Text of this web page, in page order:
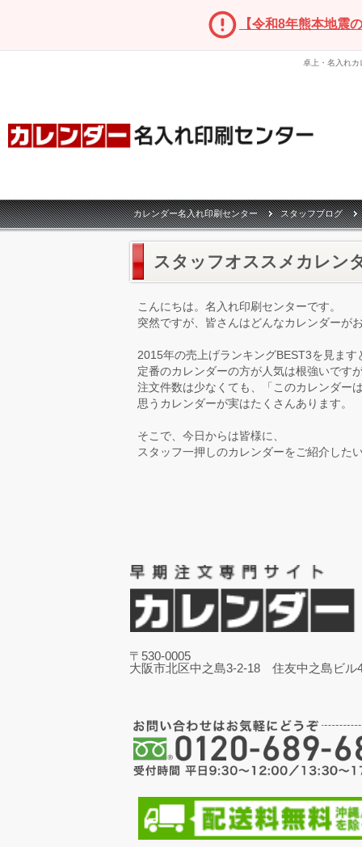
【令和8年熊本地震
卓上・名入れ
カレンダー名入れ印刷センター スタッフブログ
スタッフオススメカレン
こんにちは。名入れ印刷センターです。
突然ですが、皆さんはどんなカレンダーが
2015年の売上げランキングBEST3を見ます
定番のカレンダーの方が人気は根強いです
注文件数は少なくても、「このカレンダー
思うカレンダーが実はたくさんあります。
そこで、今日からは皆様に、
スタッフ一押しのカレンダーをご紹介した
〒530-0005
大阪市北区中之島3-2-18 住友中之島ビル